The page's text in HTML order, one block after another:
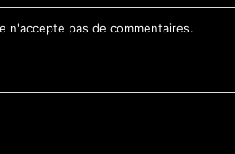
n'accepte pas de commentaires.